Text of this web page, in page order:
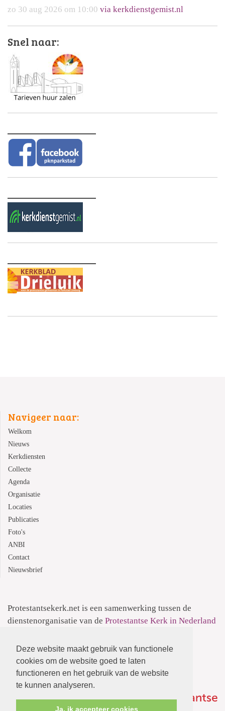
Deze website maakt gebruik van functionele
cookies om de website goed te laten
functioneren en het gebruik van de website
te kunnen analyseren.
Ja, ik accepteer cookies
zo 30 aug 2026 om 10:00 via kerkdienstgemist.nl
Snel naar:
Navigeer naar:
Welkom
Nieuws
Kerkdiensten
Collecte
Agenda
Organisatie
Locaties
Publicaties
Foto's
ANBI
Contact
Nieuwsbrief
Protestantsekerk.net is een samenwerking tussen de
dienstenorganisatie van de Protestantse Kerk in Nederland
Informatie over dePrivacyverklaring